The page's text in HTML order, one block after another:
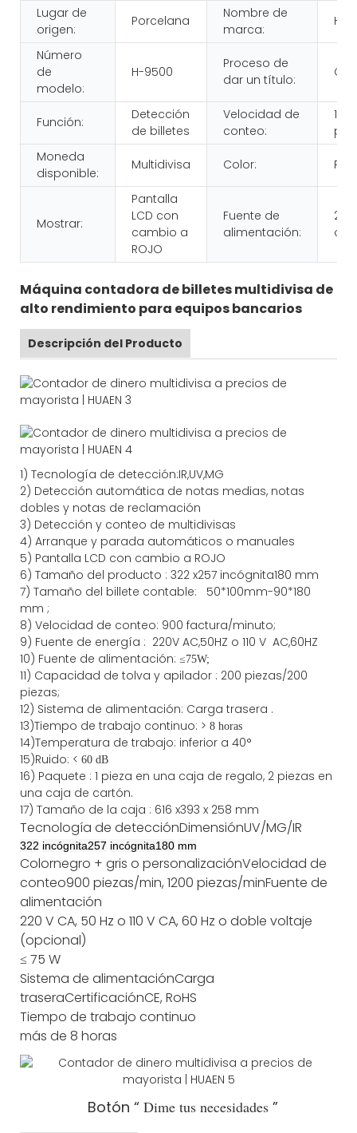
Lugar de
origen:
Porcelana
Nombre de
marca:
Número
de
modelo:
H-9500
Proceso de
dar un título:
CE
Función:
Detección
de billetes
Velocidad de
conteo:
Moneda
disponible:
Multidivisa Color:
Mostrar:
Pantalla
LCD con
cambio a
ROJO
Fuente de
alimentación:
220
o
Máquina contadora de billetes multidivisa de
alto rendimiento para equipos bancarios
Descripción del Producto
1) Tecnología de detección:IR,UV,MG
2) Detección automática de notas medias, notas
dobles y notas de reclamación
3) Detección y conteo de multidivisas
4) Arranque y parada automáticos o manuales
5) Pantalla LCD con cambio a ROJO
6) Tamaño del producto : 322 x257 incógnita180 mm
7) Tamaño del billete contable:
50*100mm-90*180
mm ;
8) Velocidad de conteo: 900 factura/minuto;
9) Fuente de energía : 220V AC,50HZ o 110 V AC,60HZ
10) Fuente de alimentación: ≤75W;
11) Capacidad de tolva y apilador : 200 piezas/200
piezas;
12) Sistema de alimentación: Carga trasera .
13)Tiempo de trabajo continuo: > 8 horas
14)Temperatura de trabajo: inferior a 40°
15)Ruido: < 60 dB
16) Paquete : 1 pieza en una caja de regalo, 2 piezas en
una caja de cartón.
17) Tamaño de la caja : 616 x393 x 258 mm
Tecnología de detecciónDimensiónUV/MG/IR
322 incógnita257 incógnita180 mm
Colornegro + gris o personalizaciónVelocidad de
conteo900 piezas/min, 1200 piezas/minFuente de
alimentación
220 V CA, 50 Hz o 110 V CA, 60 Hz o doble voltaje
(opcional)
≤ 75 W
Sistema de alimentaciónCarga
traseraCertificaciónCE, RoHS
Tiempo de trabajo continuo
más de 8 horas
Botón “ Dime tus necesidades ”